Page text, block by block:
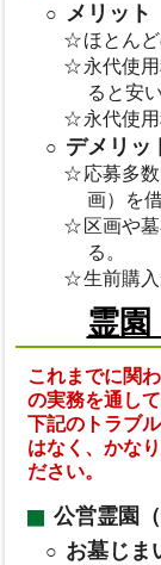
メリット
ほとん
永代使
ると安
永代使
デメリッ
応募多
画）を
区画や
る。
生前購
霊
これまでに関
の実務を通し
下記のトラブ
はなく、かな
ださい。
公営霊園
お墓じま